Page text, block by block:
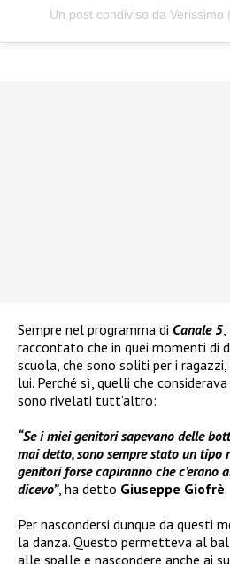
Un post condiviso da Verissimo
Sempre nel programma di Canale 5
raccontato che in quei momenti di
scuola, che sono soliti per i
lui. Perché sì, quelli che
sono rivelati tutt’altro:
“Se i miei genitori sapevano delle
mai detto, sono sempre stato un tipo
genitori forse capiranno che c’erano
dicevo”, ha detto Giuseppe Giofrè.
Per nascondersi dunque da questi
la danza. Questo permetteva al
alle spalle e nascondere anche ai